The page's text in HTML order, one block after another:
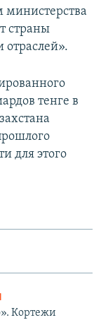
министерства
страны
отраслей».
тенге в
для этого
Кортежи